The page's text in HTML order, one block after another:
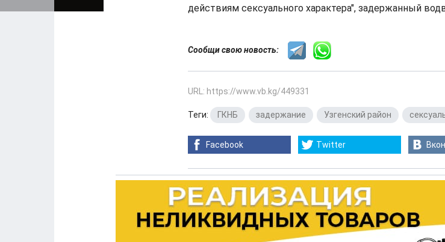
действиям сексуального характера", задержанный
Сообщи свою новость:
URL: https://www.vb.kg/449331
Теги: ГКНБ задержание Узгенский район
Facebook Twitter